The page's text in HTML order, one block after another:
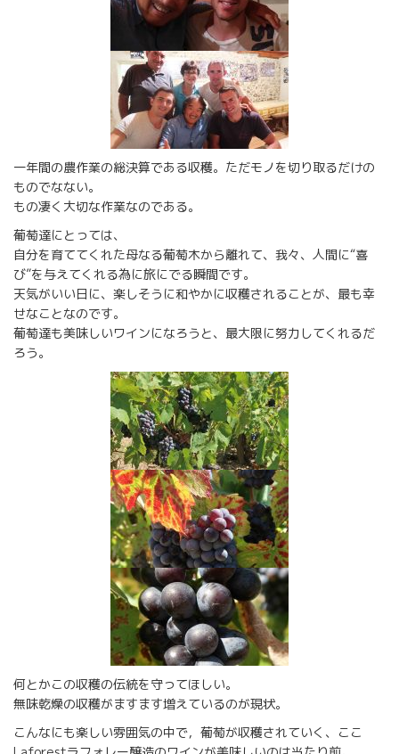
一年間の農作業の総決算である収穫。ただモノを切り取るだけの
ものでなない。
もの凄く大切な作業なのである。
葡萄達にとっては、
自分を育ててくれた母なる葡萄木から離れて、我々、人間に“喜
び”を与えてくれる為に旅にでる瞬間です。
天気がいい日に、楽しそうに和やかに収穫されることが、最も幸
せなことなのです。
葡萄達も美味しいワインになろうと、最大限に努力してくれるだ
ろう。
何とかこの収穫の伝統を守ってほしい。
無味乾燥の収穫がますます増えているのが現状。
こんなにも楽しい雰囲気の中で，葡萄が収穫されていく、ここ